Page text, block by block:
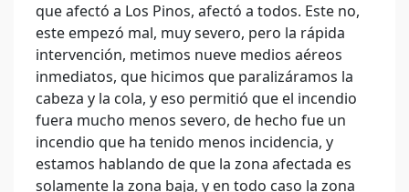
que afectó a Los Pinos, afectó a todos. Este no,
este empezó mal, muy severo, pero la rápida
intervención, metimos nueve medios aéreos
inmediatos, que hicimos que paralizáramos la
cabeza y la cola, y eso permitió que el incendio
fuera mucho menos severo, de hecho fue un
incendio que ha tenido menos incidencia, y
estamos hablando de que la zona afectada es
solamente la zona baja, y en todo caso la zona